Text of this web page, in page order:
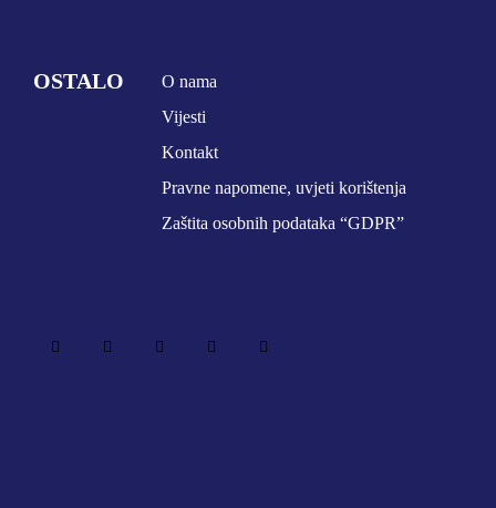
OSTALO
O nama
Vijesti
Kontakt
Pravne napomene, uvjeti korištenja
Zaštita osobnih podataka “GDPR”